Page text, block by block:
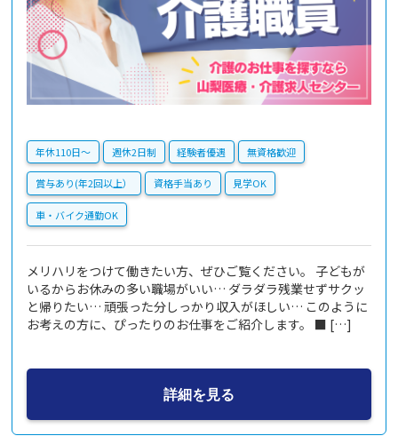
年休110日〜 週休2日制 経験者優遇 無資格歓迎
賞与あり(年2回以上） 資格手当あり 見学OK
車・バイク通勤OK
メリハリをつけて働きたい方、ぜひご覧ください。 子どもが
いるからお休みの多い職場がいい… ダラダラ残業せずサクッ
と帰りたい… 頑張った分しっかり収入がほしい… このように
お考えの方に、ぴったりのお仕事をご紹介します。 ■ […]
詳細を見る